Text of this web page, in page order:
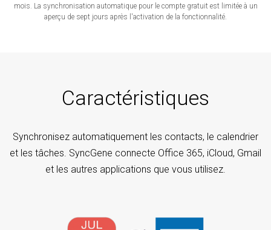
mois. La synchronisation automatique pour le compte gratuit est limitée à un
aperçu de sept jours après l'activation de la fonctionnalité.
Caractéristiques
Synchronisez automatiquement les contacts, le calendrier
et les tâches. SyncGene connecte Office 365, iCloud, Gmail
et les autres applications que vous utilisez.